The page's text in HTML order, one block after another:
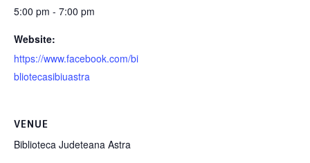
5:00 pm - 7:00 pm
Website:
https://www.facebook.com/bi
bliotecasibiuastra
VENUE
Biblioteca Judeteana Astra